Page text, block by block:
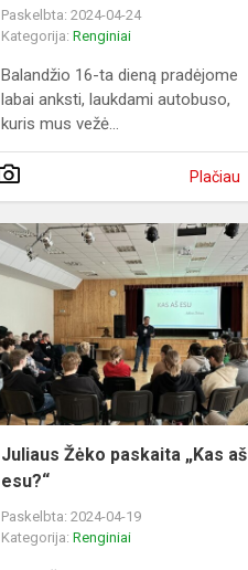
Paskelbta: 2024-04-24
Kategorija:Renginiai
Balandžio 16-ta dieną pradėjome
labai anksti, laukdami autobuso,
kuris mus vežė...
Plačiau
Juliaus Žėko paskaita „Kas aš
esu?“
Paskelbta: 2024-04-19
Kategorija:Renginiai